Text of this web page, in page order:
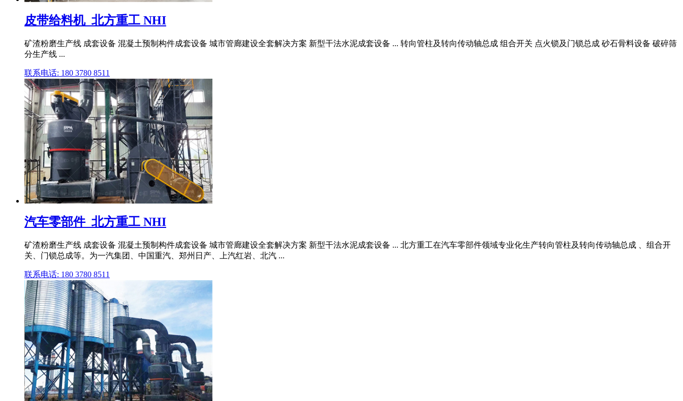
皮带给料机_北方重工 NHI
矿渣粉磨生产线 成套设备 混凝土预制构件成套设备 城市管廊建设全套解决方案 新型干法水泥成套设备 ... 转向管柱及转向传动轴总成 组合开关 点火锁及门锁总成 砂石骨料设备 破碎筛
分生产线 ...
联系电话: 180 3780 8511
汽车零部件_北方重工 NHI
矿渣粉磨生产线 成套设备 混凝土预制构件成套设备 城市管廊建设全套解决方案 新型干法水泥成套设备 ... 北方重工在汽车零部件领域专业化生产转向管柱及转向传动轴总成 、组合开
关、门锁总成等。为一汽集团、中国重汽、郑州日产、上汽红岩、北汽 ...
联系电话: 180 3780 8511